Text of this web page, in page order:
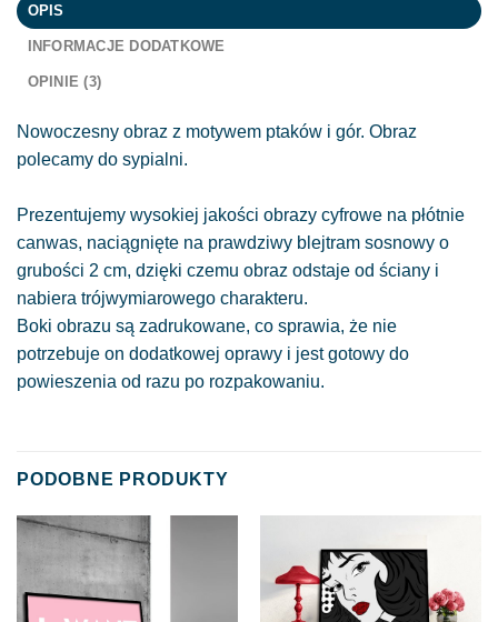
OPIS
INFORMACJE DODATKOWE
OPINIE (3)
Nowoczesny obraz z motywem ptaków i gór. Obraz
polecamy do sypialni.
Prezentujemy wysokiej jakości obrazy cyfrowe na płótnie
canwas, naciągnięte na prawdziwy blejtram sosnowy o
grubości 2 cm, dzięki czemu obraz odstaje od ściany i
nabiera trójwymiarowego charakteru.
Boki obrazu są zadrukowane, co sprawia, że nie
potrzebuje on dodatkowej oprawy i jest gotowy do
powieszenia od razu po rozpakowaniu.
PODOBNE PRODUKTY